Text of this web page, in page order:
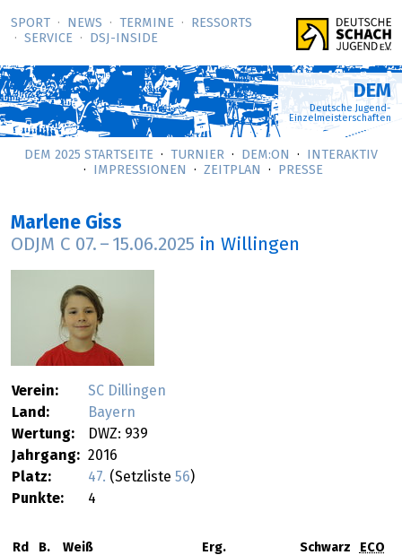
SPORT NEWS TERMINE
RESSORTS
SERVICE
DSJ-­INSIDE
DEM
Deutsche Jugend-
Einzelmeisterschaften
DEM 2025 STARTSEITE TURNIER DEM:ON
INTERAKTIV
IMPRESSIONEN
ZEITPLAN PRESSE
Marlene Giss
ODJM C 07. – 15.06.2025 in Willingen
Verein:
SC Dillingen
Land:
Bayern
Wertung:
DWZ: 939
Jahrgang: 2016
Platz:
47. (Setzliste 56)
Punkte:
4
Rd B. Weiß Erg. Schwarz
ECO